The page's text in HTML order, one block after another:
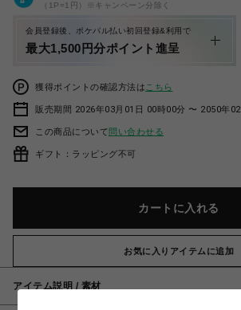
（1P=1円）※キャンペーン分除く
会員登録後、ポケパル払い初回登録&利用で
最大1,500円分ポイント進呈
獲得ポイントの確認方法は こちら
販売期間 2026年03月01日 00時00分 〜 2050年
この商品について問い合わせる
ギフト：ラッピング不可
カートに入れる
お気に入りアイテムに追加
アイテム説明 / 素材